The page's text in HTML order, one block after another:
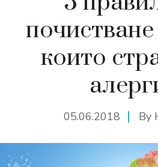
почистване
които
05.06.2018 By